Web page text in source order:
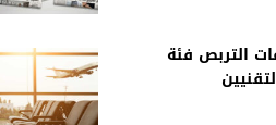
التربص فئة